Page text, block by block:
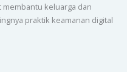
keluarga dan
praktik keamanan digital